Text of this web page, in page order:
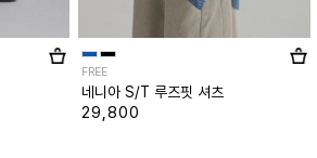
FREE
네니아 S/T 루즈핏 셔츠
29,800